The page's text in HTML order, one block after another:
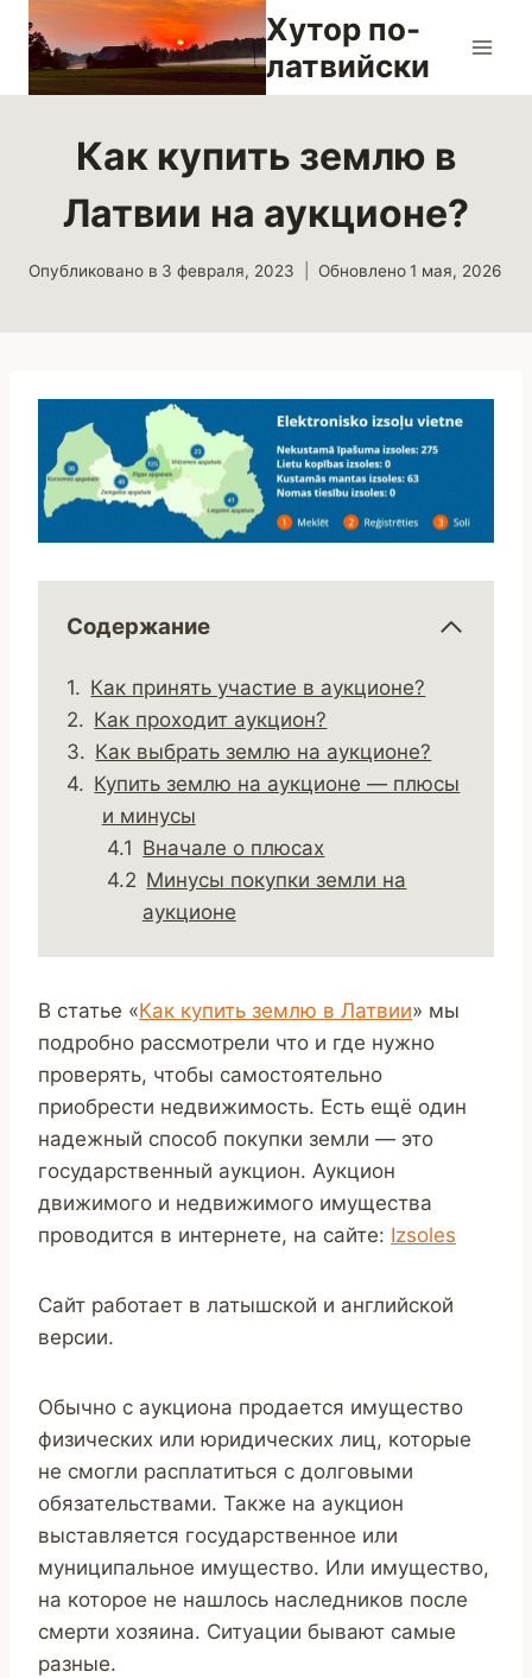
Перейти
содержимому
Хутор по-
латвийски
Как купить землю в
Латвии на аукционе?
Опубликовано в 3 февраля, 2023 Обновлено 1 мая, 2026
Содержание
Как принять участие в аукционе?
Как проходит аукцион?
Как выбрать землю на аукционе?
Купить землю на аукционе — плюсы
и минусы
Вначале о плюсах
Минусы покупки земли на
аукционе
В статье «Как купить землю в Латвии» мы
подробно рассмотрели что и где нужно
проверять, чтобы самостоятельно
приобрести недвижимость. Есть ещё один
надежный способ покупки земли — это
государственный аукцион. Аукцион
движимого и недвижимого имущества
проводится в интернете, на сайте: Izsoles
Сайт работает в латышской и английской
версии.
Обычно с аукциона продается имущество
физических или юридических лиц, которые
не смогли расплатиться с долговыми
обязательствами. Также на аукцион
выставляется государственное или
муниципальное имущество. Или имущество,
на которое не нашлось наследников после
смерти хозяина. Ситуации бывают самые
разные.